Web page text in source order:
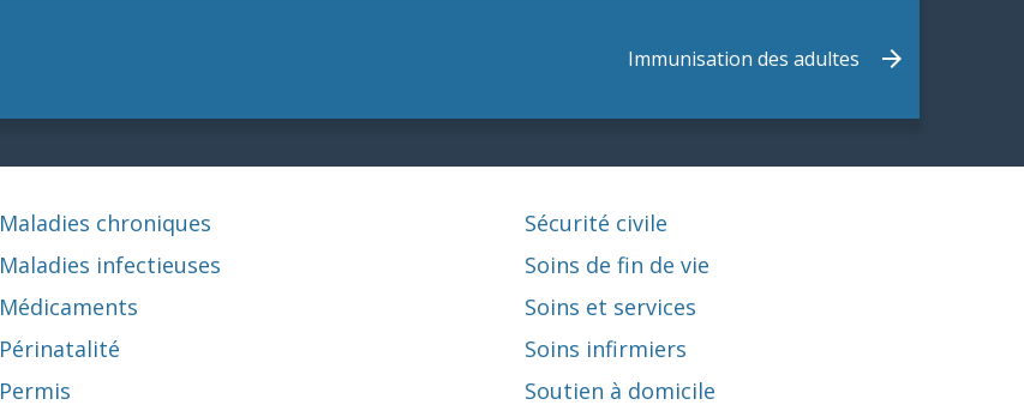
Immunisation des adultes
Maladies chroniques
Maladies infectieuses
Médicaments
Périnatalité
Permis
Sécurité civile
Soins de fin de vie
Soins et services
Soins infirmiers
Soutien à domicile